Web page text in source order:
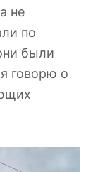
не
по
были
говорю о